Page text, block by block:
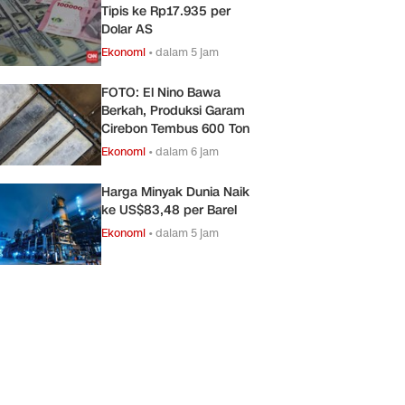
Tipis ke Rp17.935 per
Dolar AS
Ekonomi •dalam 5 jam
FOTO: El Nino Bawa
Berkah, Produksi Garam
Cirebon Tembus 600 Ton
Ekonomi •dalam 6 jam
Harga Minyak Dunia Naik
ke US$83,48 per Barel
Ekonomi •dalam 5 jam